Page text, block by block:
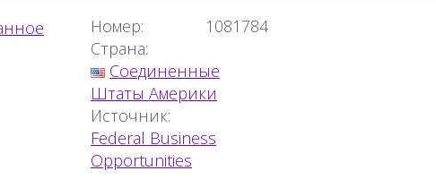
Номер:
1081784
Страна:
Соединенные
Штаты Америки
Источник:
Federal Business
Opportunities